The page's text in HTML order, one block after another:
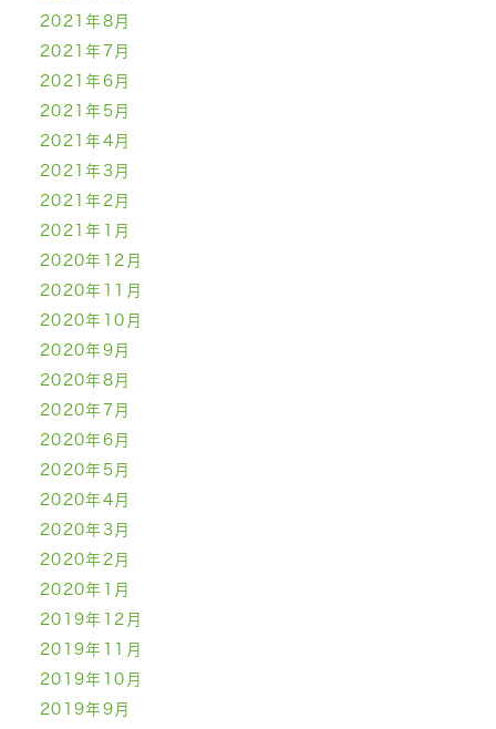
2021年8月
2021年7月
2021年6月
2021年5月
2021年4月
2021年3月
2021年2月
2021年1月
2020年12月
2020年11月
2020年10月
2020年9月
2020年8月
2020年7月
2020年6月
2020年5月
2020年4月
2020年3月
2020年2月
2020年1月
2019年12月
2019年11月
2019年10月
2019年9月